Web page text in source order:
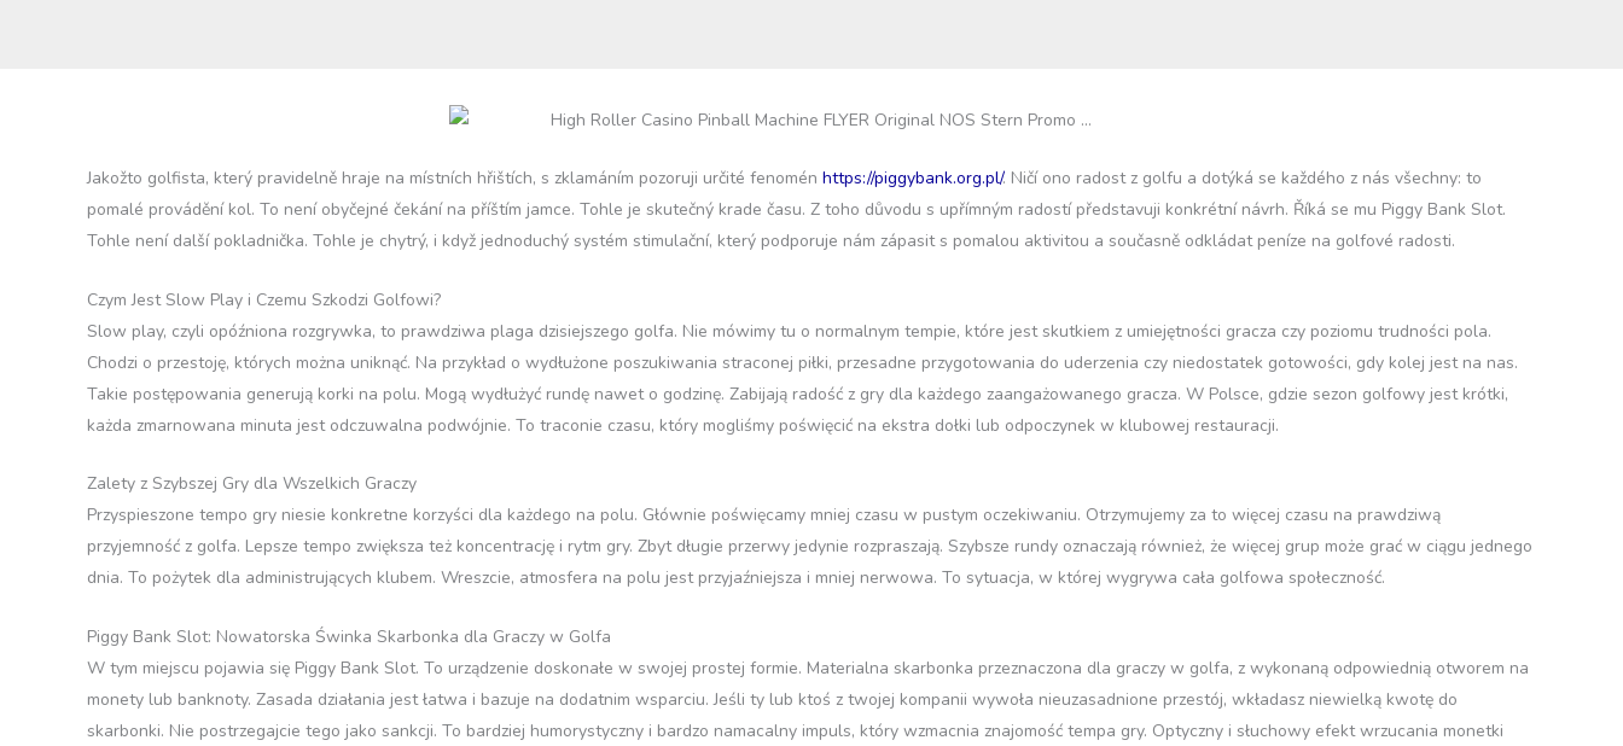
Jakožto golfista, který pravidelně hraje na místních hřištích, s zklamáním pozoruji určité fenomén https://piggybank.org.pl/. Ničí ono radost z golfu a dotýká se každého z nás všechny: to
pomalé provádění kol. To není obyčejné čekání na příštím jamce. Tohle je skutečný krade času. Z toho důvodu s upřímným radostí představuji konkrétní návrh. Říká se mu Piggy Bank Slot.
Tohle není další pokladnička. Tohle je chytrý, i když jednoduchý systém stimulační, který podporuje nám zápasit s pomalou aktivitou a současně odkládat peníze na golfové radosti.
Czym Jest Slow Play i Czemu Szkodzi Golfowi?
Slow play, czyli opóźniona rozgrywka, to prawdziwa plaga dzisiejszego golfa. Nie mówimy tu o normalnym tempie, które jest skutkiem z umiejętności gracza czy poziomu trudności pola.
Chodzi o przestoję, których można uniknąć. Na przykład o wydłużone poszukiwania straconej piłki, przesadne przygotowania do uderzenia czy niedostatek gotowości, gdy kolej jest na nas.
Takie postępowania generują korki na polu. Mogą wydłużyć rundę nawet o godzinę. Zabijają radość z gry dla każdego zaangażowanego gracza. W Polsce, gdzie sezon golfowy jest krótki,
każda zmarnowana minuta jest odczuwalna podwójnie. To traconie czasu, który mogliśmy poświęcić na ekstra dołki lub odpoczynek w klubowej restauracji.
Zalety z Szybszej Gry dla Wszelkich Graczy
Przyspieszone tempo gry niesie konkretne korzyści dla każdego na polu. Głównie poświęcamy mniej czasu w pustym oczekiwaniu. Otrzymujemy za to więcej czasu na prawdziwą
przyjemność z golfa. Lepsze tempo zwiększa też koncentrację i rytm gry. Zbyt długie przerwy jedynie rozpraszają. Szybsze rundy oznaczają również, że więcej grup może grać w ciągu jednego
dnia. To pożytek dla administrujących klubem. Wreszcie, atmosfera na polu jest przyjaźniejsza i mniej nerwowa. To sytuacja, w której wygrywa cała golfowa społeczność.
Piggy Bank Slot: Nowatorska Świnka Skarbonka dla Graczy w Golfa
W tym miejscu pojawia się Piggy Bank Slot. To urządzenie doskonałe w swojej prostej formie. Materialna skarbonka przeznaczona dla graczy w golfa, z wykonaną odpowiednią otworem na
monety lub banknoty. Zasada działania jest łatwa i bazuje na dodatnim wsparciu. Jeśli ty lub ktoś z twojej kompanii wywoła nieuzasadnione przestój, wkładasz niewielką kwotę do
skarbonki. Nie postrzegajcie tego jako sankcji. To bardziej humorystyczny i bardzo namacalny impuls, który wzmacnia znajomość tempa gry. Optyczny i słuchowy efekt wrzucania monetki